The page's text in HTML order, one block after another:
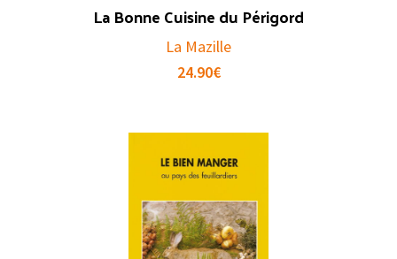
La Bonne Cuisine du Périgord
La Mazille
24.90€